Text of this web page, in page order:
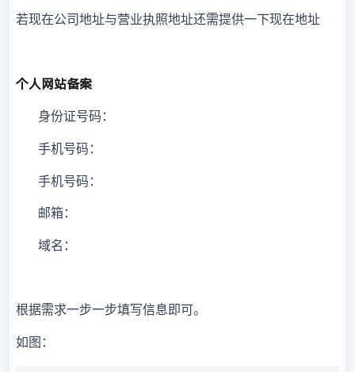
若现在公司地址与营业执照地址还需提供一下现在地址
个人网站备案
身份证号码：
手机号码：
手机号码：
邮箱：
域名：
根据需求一步一步填写信息即可。
如图：